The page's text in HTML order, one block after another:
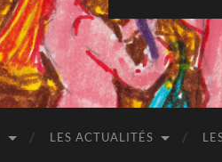
LES ACTUALITÉS